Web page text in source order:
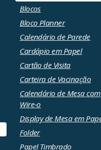
Blocos
Bloco Planner
Calendário de Parede
Cardápio em Papel
Cartão de Visita
Carteira de Vacinação
Calendário de Mesa com
Wire-o
Display de Mesa em
Folder
Papel Timbrado